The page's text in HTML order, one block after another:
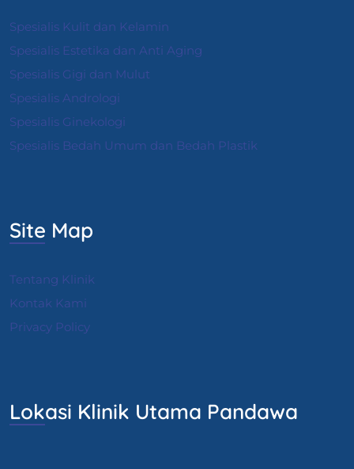
Spesialis Kulit dan Kelamin
Spesialis Estetika dan Anti Aging
Spesialis Gigi dan Mulut
Spesialis Andrologi
Spesialis Ginekologi
Spesialis Bedah Umum dan Bedah Plastik
Site Map
Tentang Klinik
Kontak Kami
Privacy Policy
Lokasi Klinik Utama Pandawa